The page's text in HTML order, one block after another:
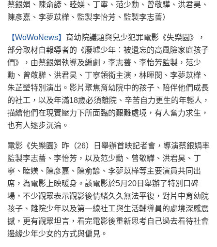
蔡銀娟、陳俞諺、睦媄、丁寧、范少勳、曾敬驊、洪君昊、
陳彥嘉、李夢苡樺、監製李怡芳、監製李志薔）
【WoWoNews】 育幼院議題與兒少犯罪電影《失樂園》，
部分取材自報導者的《廢墟少年：被遺忘的高風險家庭孩子
們》，由蔡銀娟執導及編劇，李志薔、李怡芳監製，范少
勳、曾敬驊、洪君昊、丁寧領銜主演，林暉閔、李夢苡樺、
朱芷瑩特別演出。影片聚焦育幼院中的孩子、陪伴他們成長
的社工，以及年滿18歲必須離院、辛苦自力更生的年輕人，
描繪他們在現實壓力下所面臨的艱難處境，有人奮力求生，
也有人逐步沉淪。
電影《失樂園》昨（26）日舉辦首映記者會，導演蔡銀娟率
監製李志薔、李怡芳，以及范少勳、曾敬驊、洪君昊、丁
寧、睦媄、陳彥嘉、陳俞諺、李夢苡樺等主要演員共同出
席，為電影上映暖身。該電影於5月20日舉辦了特別口碑
場，不少觀眾表示觀影後情緒久久無法平復，對片中育幼院
孩子、離院少年以及第一線社工與生活輔導員的處境深感震
撼，更有觀眾坦言，看完電影後重新思考自己過去看待社會
邊緣少年少女的方式與偏見。